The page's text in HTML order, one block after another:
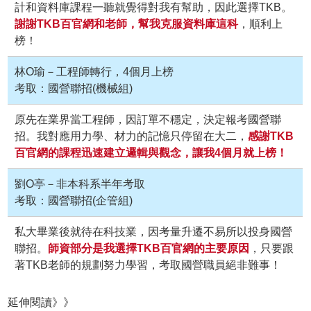
計和資料庫課程一聽就覺得對我有幫助，因此選擇TKB。
謝謝TKB百官網和老師，幫我克服資料庫這科，順利上
榜！
林O瑜－工程師轉行，4個月上榜
考取：國營聯招(機械組)
原先在業界當工程師，因訂單不穩定，決定報考國營聯
招。我對應用力學、材力的記憶只停留在大二，感謝TKB
百官網的課程迅速建立邏輯與觀念，讓我4個月就上榜！
劉O亭－非本科系半年考取
考取：國營聯招(企管組)
私大畢業後就待在科技業，因考量升遷不易所以投身國營
聯招。 師資部分是我選擇TKB百官網的主要原因 ，只要跟
著TKB老師的規劃努力學習，考取國營職員絕非難事！
延伸閱讀》》